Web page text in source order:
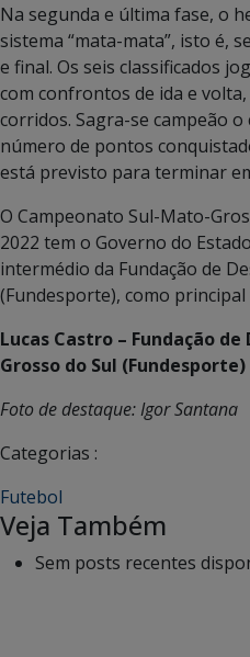
Na segunda e última fase, o
sistema “mata-mata”, isto é,
e final. Os seis classificados
com confrontos de ida e
corridos. Sagra-se campeão
número de pontos
está previsto para terminar
O Campeonato Sul-Mato-
2022 tem o Governo do
intermédio da Fundação de
(Fundesporte), como
Lucas Castro – Fundação
Grosso do Sul (Fundesporte)
Foto de destaque: Igor Santana
Categorias :
Futebol
Veja Também
Sem posts recentes